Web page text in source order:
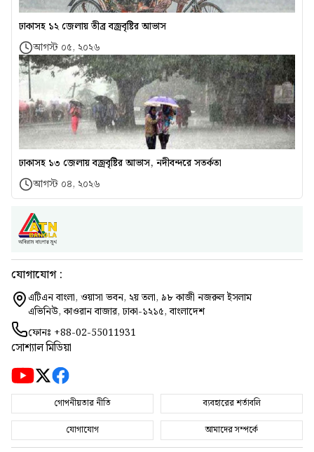
ঢাকাসহ ১২ জেলায় তীব্র বজ্রবৃষ্টির আভাস
আগস্ট ০৫, ২০২৬
ঢাকাসহ ১৩ জেলায় বজ্রবৃষ্টির আভাস, নদীবন্দরে সতর্কতা
আগস্ট ০৪, ২০২৬
যোগাযোগ :
এটিএন বাংলা, ওয়াসা ভবন, ২য় তলা, ৯৮ কাজী নজরুল ইসলাম
এভিনিউ, কাওরান বাজার, ঢাকা-১২১৫, বাংলাদেশ
ফোনঃ +88-02-55011931
সোশ্যাল মিডিয়া
গোপনীয়তার নীতি
ব্যবহারের শর্তাবলি
যোগাযোগ
আমাদের সম্পর্কে